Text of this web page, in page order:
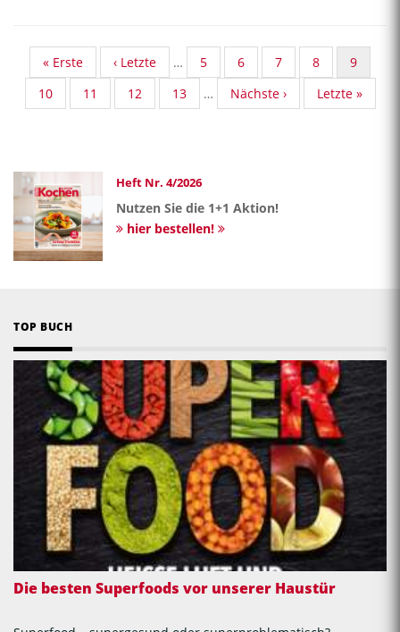
First
page
« Erste
Vorherige
Seite
‹ Letzte …
Standard
Taxonomy
Seite
5
Standard
Taxonomy
Seite
6
Standard
Taxonomy
Seite
7
Standard
Taxonomy
Seite
8
Aktuelle
Seite
9
Standard
Taxonomy
10
Standard
Taxonomy
11
Standard
Taxonomy
12
Standard
Taxonomy
13 …
Nächste
Seite
Nächste ›
Last
page
Letzte »
Heft Nr. 4/2026
Nutzen Sie die 1+1 Aktion!
hier bestellen!
TOP BUCH
Die besten Superfoods vor unserer Haustür